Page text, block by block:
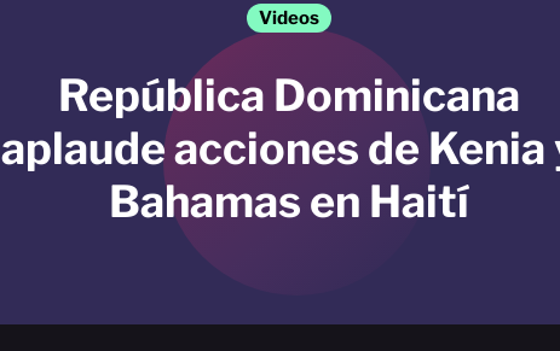
Videos
República Dominicana
aplaude acciones de Kenia
Bahamas en Haití